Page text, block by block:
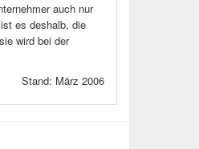
auch nur
es deshalb, die
wird bei der
Stand: März 2006